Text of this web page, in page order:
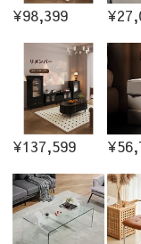
¥98,399
¥137,599